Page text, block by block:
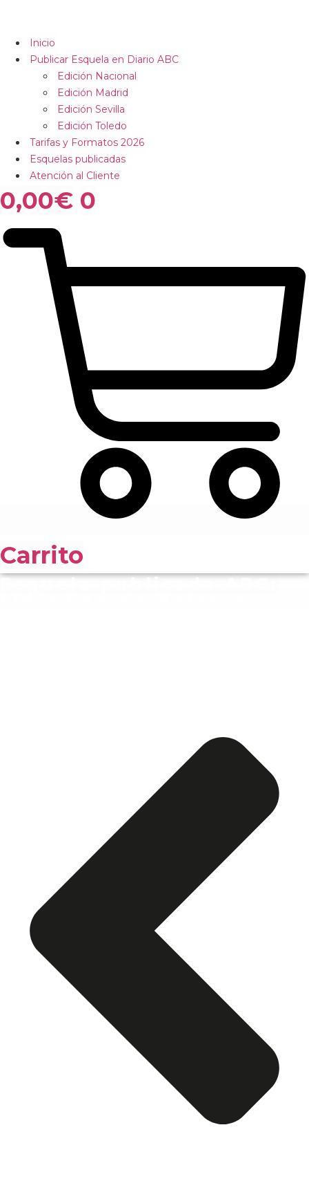
Inicio
Publicar Esquela en Diario ABC
Edición Nacional
Edición Madrid
Edición Sevilla
Edición Toledo
Tarifas y Formatos 2026
Esquelas publicadas
Atención al Cliente
0,00€ 0
Carrito